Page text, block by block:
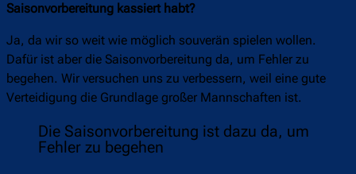
Saisonvorbereitung kassiert habt?
Ja, da wir so weit wie möglich souverän spielen wollen.
Dafür ist aber die Saisonvorbereitung da, um Fehler zu
begehen. Wir versuchen uns zu verbessern, weil eine gute
Verteidigung die Grundlage großer Mannschaften ist.
Die Saisonvorbereitung ist dazu da, um
Fehler zu begehen